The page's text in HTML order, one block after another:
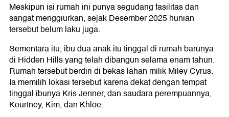
Meskipun isi rumah ini punya segudang fasilitas dan
sangat menggiurkan, sejak Desember 2025 hunian
tersebut belum laku juga.
Sementara itu, ibu dua anak itu tinggal di rumah barunya
di Hidden Hills yang telah dibangun selama enam tahun.
Rumah tersebut berdiri di bekas lahan milik Miley Cyrus.
Ia memilih lokasi tersebut karena dekat dengan tempat
tinggal ibunya Kris Jenner, dan saudara perempuannya,
Kourtney, Kim, dan Khloe.